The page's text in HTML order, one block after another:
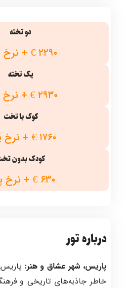
دو تخته
۲۲۹۰ € + نرخ پرواز
یک تخته
۲۹۳۰ € + نرخ پرواز
کوک با تخت
۱۷۶۰ € + نرخ پرواز
کودک بدون
۶۳۰ € + نرخ پرواز
درباره تور
پاریس، شهر عشاق و هنر:
خاطر جاذبه‌های تاریخی و